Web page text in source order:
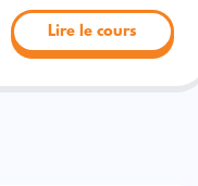
Lire le cours